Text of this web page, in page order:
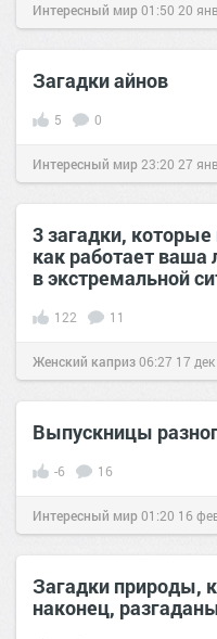
Интересный мир01:50 20
Загадки айнов
5 0
Интересный мир23:20 27
3 загадки,
как работает ваша
в экстремальной
122 11
Женский каприз06:27 17
Выпускницы
-6 16
Интересный мир01:20 16
Загадки природы,
наконец,